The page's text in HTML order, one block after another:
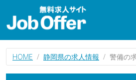
HOME 静岡県の求人情報 警備の